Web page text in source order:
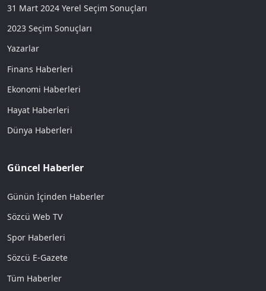
31 Mart 2024 Yerel Seçim Sonuçları
2023 Seçim Sonuçları
Yazarlar
Finans Haberleri
Ekonomi Haberleri
Hayat Haberleri
Dünya Haberleri
Güncel Haberler
Günün İçinden Haberler
Sözcü Web TV
Spor Haberleri
Sözcü E-Gazete
Tüm Haberler